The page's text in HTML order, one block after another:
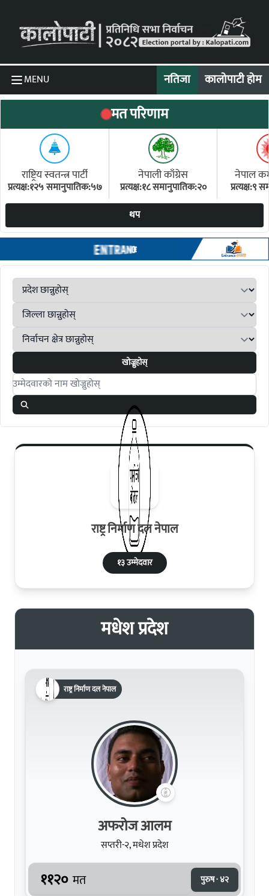
MENU नतिजा कालोपाटी होम
मत परिणाम
राष्ट्रिय स्वतन्त्र पार्टी
प्रत्यक्ष:१२५ समानुपातिक:५७
नेपाली काँग्रेस
प्रत्यक्ष:१८ समानुपातिक:२०
नेपाल
प्रत्यक्ष:९
थप
खोज्नुहोस्
Search candidates
राष्ट्र निर्माण दल नेपाल
१३ उम्मेदवार
मधेश प्रदेश
राष्ट्र निर्माण दल नेपाल
अफरोज आलम
सप्तरी-२, मधेश प्रदेश
११२० मत पुरुष · ४२